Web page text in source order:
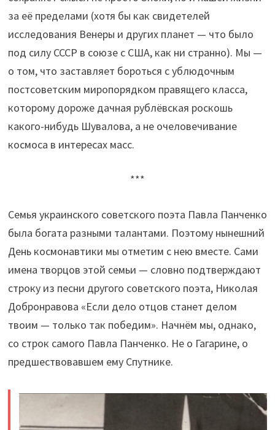
за её пределами (хотя бы как свидетелей
исследования Венеры и других планет — что было
под силу СССР в союзе с США, как ни странно). Мы —
о том, что заставляет бороться с ублюдочным
постсоветским миропорядком правящего класса,
которому дороже дачная рублёвская роскошь
какого-нибудь Шувалова, а не очеловечивание
космоса в интересах масс.
***
Семья украинского советского поэта Павла Панченко
была богата разными талантами. Поэтому нынешний
День космонавтики мы отметим с нею вместе. Сами
имена творцов этой семьи — словно подтверждают
строку из песни другого советского поэта, Николая
Добронравова «Если дело отцов станет делом
твоим — только так победим». Начнём мы, однако,
со строк самого Павла Панченко. Не о Гагарине, о
предшествовавшем ему Спутнике.